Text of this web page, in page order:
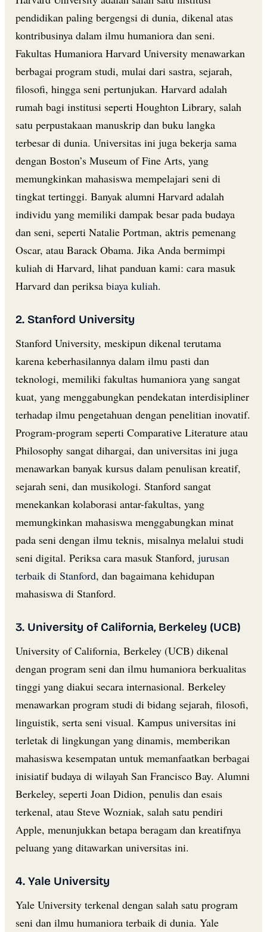
pendidikan paling bergengsi di dunia, dikenal atas
kontribusinya dalam ilmu humaniora dan seni.
Fakultas Humaniora Harvard University menawarkan
berbagai program studi, mulai dari sastra, sejarah,
filosofi, hingga seni pertunjukan. Harvard adalah
rumah bagi institusi seperti Houghton Library, salah
satu perpustakaan manuskrip dan buku langka
terbesar di dunia. Universitas ini juga bekerja sama
dengan Boston’s Museum of Fine Arts, yang
memungkinkan mahasiswa mempelajari seni di
tingkat tertinggi. Banyak alumni Harvard adalah
individu yang memiliki dampak besar pada budaya
dan seni, seperti Natalie Portman, aktris pemenang
Oscar, atau Barack Obama. Jika Anda bermimpi
kuliah di Harvard, lihat panduan kami: cara masuk
Harvard dan periksa biaya kuliah.
2. Stanford University
Stanford University, meskipun dikenal terutama
karena keberhasilannya dalam ilmu pasti dan
teknologi, memiliki fakultas humaniora yang sangat
kuat, yang menggabungkan pendekatan interdisipliner
terhadap ilmu pengetahuan dengan penelitian inovatif.
Program-program seperti Comparative Literature atau
Philosophy sangat dihargai, dan universitas ini juga
menawarkan banyak kursus dalam penulisan kreatif,
sejarah seni, dan musikologi. Stanford sangat
menekankan kolaborasi antar-fakultas, yang
memungkinkan mahasiswa menggabungkan minat
pada seni dengan ilmu teknis, misalnya melalui studi
seni digital. Periksa cara masuk Stanford, jurusan
terbaik di Stanford, dan bagaimana kehidupan
mahasiswa di Stanford.
3. University of California, Berkeley (UCB)
University of California, Berkeley (UCB) dikenal
dengan program seni dan ilmu humaniora berkualitas
tinggi yang diakui secara internasional. Berkeley
menawarkan program studi di bidang sejarah, filosofi,
linguistik, serta seni visual. Kampus universitas ini
terletak di lingkungan yang dinamis, memberikan
mahasiswa kesempatan untuk memanfaatkan berbagai
inisiatif budaya di wilayah San Francisco Bay. Alumni
Berkeley, seperti Joan Didion, penulis dan esais
terkenal, atau Steve Wozniak, salah satu pendiri
Apple, menunjukkan betapa beragam dan kreatifnya
peluang yang ditawarkan universitas ini.
4. Yale University
Yale University terkenal dengan salah satu program
seni dan ilmu humaniora terbaik di dunia. Yale